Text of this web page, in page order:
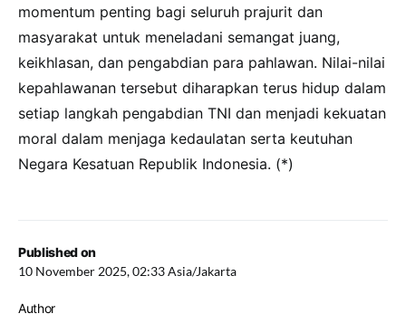
Published on
10 November 2025, 02:33 Asia/Jakarta
Author
momentum penting bagi seluruh prajurit dan
masyarakat untuk meneladani semangat juang,
keikhlasan, dan pengabdian para pahlawan. Nilai-nilai
kepahlawanan tersebut diharapkan terus hidup dalam
setiap langkah pengabdian TNI dan menjadi kekuatan
moral dalam menjaga kedaulatan serta keutuhan
Negara Kesatuan Republik Indonesia. (*)